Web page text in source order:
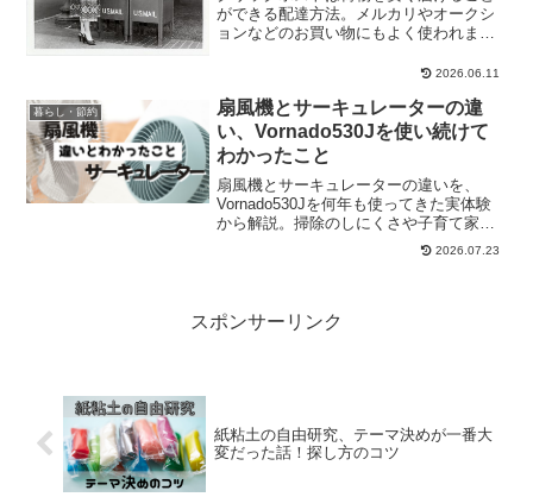
ができる配達方法。メルカリやオークシ
ョンなどのお買い物にもよく使われま
気になるところだと思います。それか
達はあるのか？ということ。自...
2026.06.11
暮らし・節約
扇風機とサーキュレーターの違
い、Vornado530Jを使い続けて
わかったこと
扇風機とサーキュレーターの違いを、
Vornado530Jを何年も使ってきた実体験
から解説。掃除のしにくさや子育て家庭
2026.07.23
スポンサーリンク
紙粘土の自由研究、テーマ決めが一番大
変だった話！探し方のコツ